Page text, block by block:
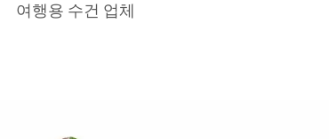
여행용 수건 업체